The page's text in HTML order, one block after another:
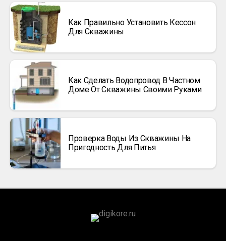
Как Правильно Установить Кессон
Для Скважины
Как Сделать Водопровод В Частном
Доме От Скважины Своими Руками
Проверка Воды Из Скважины На
Пригодность Для Питья